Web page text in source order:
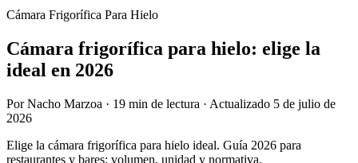
Cámara Frigorífica Para Hielo
Cámara frigorífica para hielo: elige la
ideal en 2026
PorNacho Marzoa · 19 min de lectura · Actualizado 5 de julio de
2026
Elige la cámara frigorífica para hielo ideal. Guía 2026 para
restaurantes y bares: volumen, unidad y normativa.